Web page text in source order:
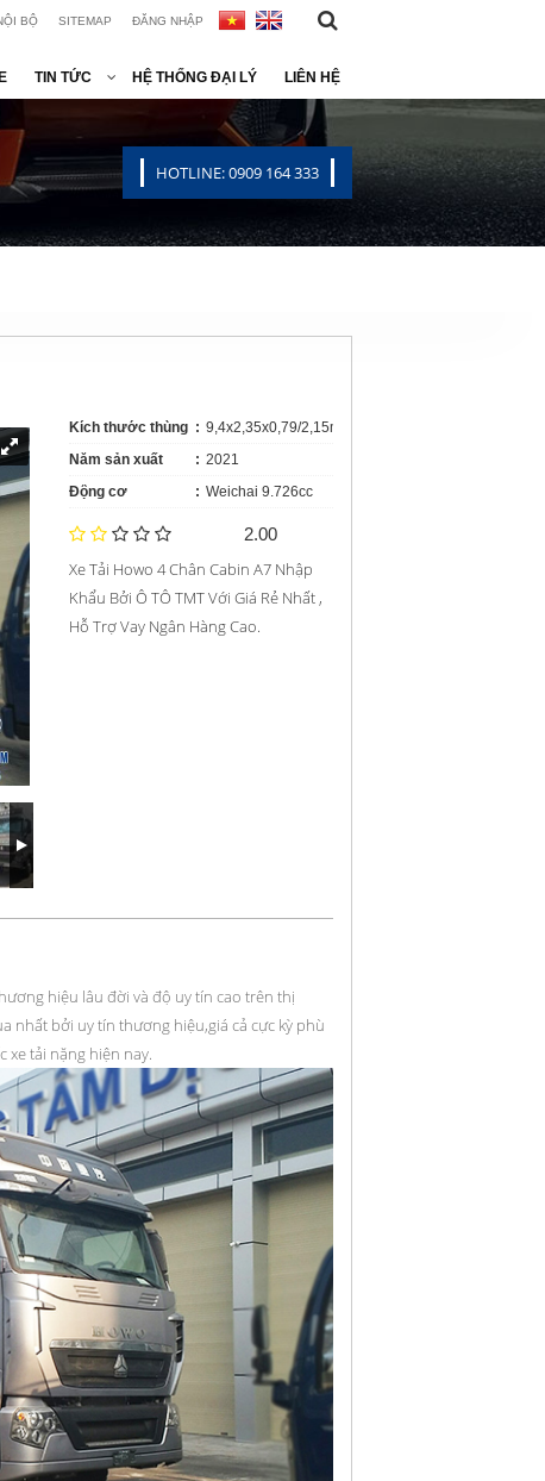
BỘ SITEMAP ĐĂNG NHẬP
TIN TỨC HỆ THỐNG ĐẠI LÝ LIÊN HỆ
HOTLINE: 0909 164 333
Kích thước thùng
9,4x2,35x0,79/2,15m
Năm sản xuất
2021
Động cơ
Weichai 9.726cc
2.00
Xe Tải Howo 4 Chân Cabin A7 Nhập
Khẩu Bởi Ô TÔ TMT Với Giá Rẻ Nhất ,
Hỗ Trợ Vay Ngân Hàng Cao.
hiệu lâu đời và độ uy tín cao trên thị
nhất bởi uy tín thương hiệu,giá cả cực kỳ phù
tải nặng hiện nay.